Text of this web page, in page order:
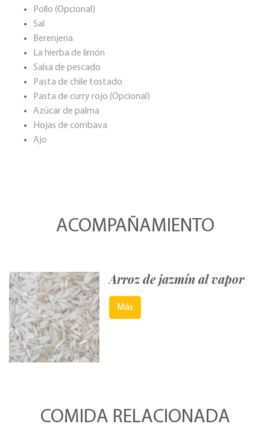
Pollo (Opcional)
Sal
Berenjena
La hierba de limón
Salsa de pescado
Pasta de chile tostado
Pasta de curry rojo (Opcional)
Azúcar de palma
Hojas de combava
Ajo
ACOMPAÑAMIENTO
Arroz de jazmín al vapor
Más
COMIDA RELACIONADA